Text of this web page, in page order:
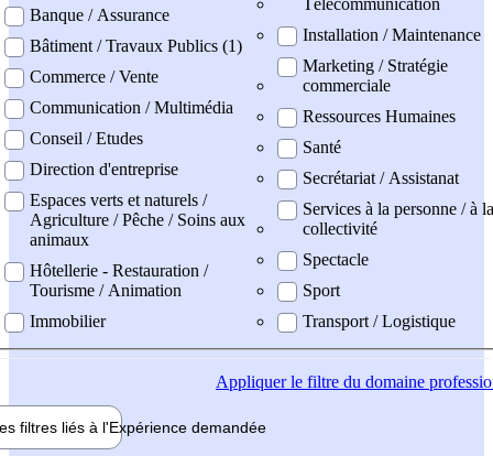
Banque / Assurance
Bâtiment / Travaux Publics (1)
Commerce / Vente
Communication / Multimédia
Conseil / Etudes
Direction d'entreprise
Espaces verts et naturels /
Agriculture / Pêche / Soins aux
animaux
Hôtellerie - Restauration /
Tourisme / Animation
Immobilier
Installation / Maintenance
Marketing / Stratégie
commerciale
Ressources Humaines
Santé
Secrétariat / Assistanat
Services à la personne / à la
collectivité
Spectacle
Sport
Transport / Logistique
Appliquerle filtre du domaine
filtres liés à l'Expérience demandée